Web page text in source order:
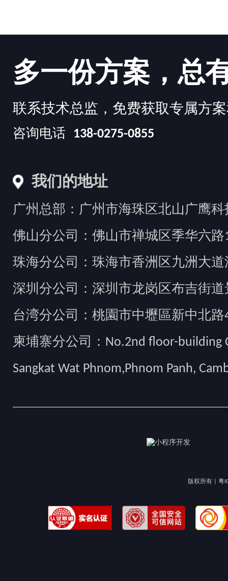
多一份方案，总
联系技术总监，免费获取专属方
咨询电话 138-0275-0855
我们的地址
广州总部：广州市海珠区北山广鹰科
佛山分公司：佛山市禅城区季华六路
珠海分公司：珠海市香洲区九洲大道
深圳分公司：深圳市龙岗区布吉街
台湾分公司：桃園市中壢區新中北路
柬埔寨分公司：No.2nd floor-building
Sangkat Wat Phnom,Phnom Panh,
版权所有 | 粤